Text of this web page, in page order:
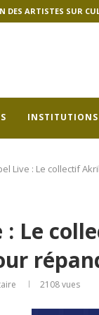
DES ARTISTES SUR
INSTITUTIONS
Live : Le collectif
: Le
2108vues